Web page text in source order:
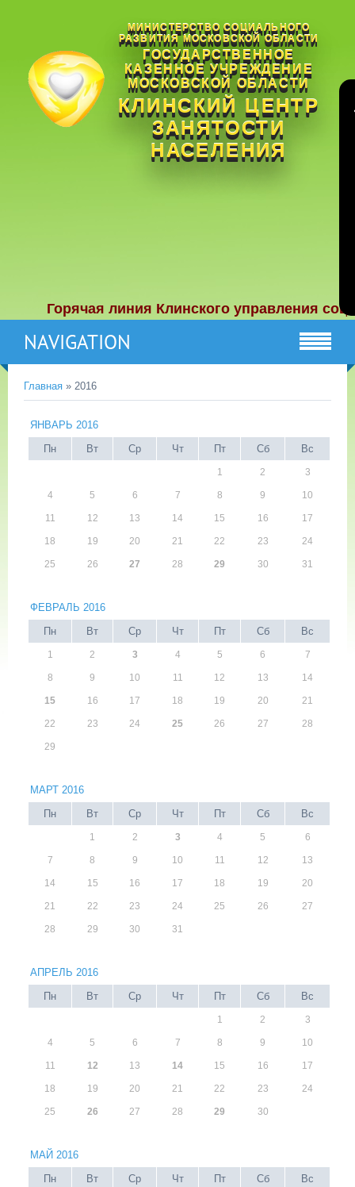
МИНИСТЕРСТВО СОЦИАЛЬНОГО
РАЗВИТИЯ МОСКОВСКОЙ ОБЛАСТИ
ГОСУДАРСТВЕННОЕ
КАЗЕННОЕ УЧРЕЖДЕНИЕ
МОСКОВСКОЙ ОБЛАСТИ
КЛИНСКИЙ ЦЕНТР
ЗАНЯТОСТИ
НАСЕЛЕНИЯ
Горячая линия Клинского управления
NAVIGATION
Главная » 2016
ЯНВАРЬ 2016
Пн
Вт Ср Чт Пт Сб Вс
1 2 3
4 5 6 7 8 9 10
11 12 13 14 15 16 17
18 19 20 21 22 23 24
25 26 27 28 29 30 31
ФЕВРАЛЬ 2016
Пн
Вт Ср Чт Пт Сб Вс
1 2 3 4 5 6 7
8 9 10 11 12 13 14
15 16 17 18 19 20 21
22 23 24 25 26 27 28
29
МАРТ 2016
Пн
Вт Ср Чт Пт Сб Вс
1 2 3 4 5 6
7 8 9 10 11 12 13
14 15 16 17 18 19 20
21 22 23 24 25 26 27
28 29 30 31
АПРЕЛЬ 2016
Пн
Вт Ср Чт Пт Сб Вс
1 2 3
4 5 6 7 8 9 10
11 12 13 14 15 16 17
18 19 20 21 22 23 24
25 26 27 28 29 30
МАЙ 2016
Пн
Вт Ср Чт Пт Сб Вс